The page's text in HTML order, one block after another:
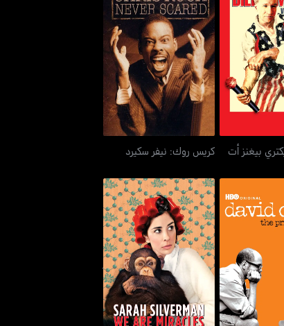
بيغنز أت
هوم
بيل ماهر: فيكتري بيغنز أت
كريس روك: نيفر سكيرد
كريس روك: نيفر سكيرد
ذا برايد إز باك سارة سيلفرمان: وي آر ميراكلز